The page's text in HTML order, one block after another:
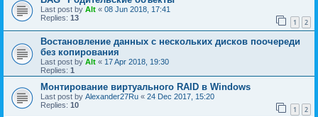
Last post by Alt « 08 Jun 2018, 17:41
Replies: 13 1 2
Востановление данных с нескольких дисков поочереди
без копирования
Last post by Alt « 17 Apr 2018, 19:30
Replies: 1
Монтирование виртуального RAID в Windows
Last post by Alexander27Ru « 24 Dec 2017, 15:20
Replies: 10 1 2